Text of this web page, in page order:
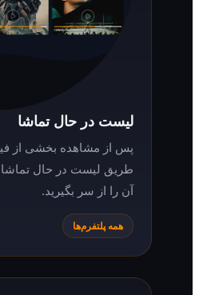
لیست در حال تماشا
پس از مشاهده بخشی از
طریق لیست در حال تماشا
آن را از سر بگیرید.
همه پلتفرم‌ها